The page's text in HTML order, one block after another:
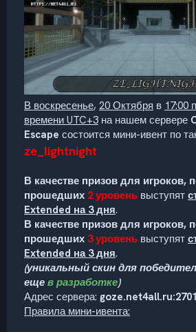
В воскресенье, 20 Октября в 17:00
времени UTC+3 на нашем сервере
Escape состоится мини-ивент по
ze_lightnight
В качестве призов для игроков,
прошедших 2 уровень выступят
Extended на 3 дня.
В качестве призов для игроков,
прошедших 3 уровень выступят
Extended на 3 дня.
(уникальный скин для
еще в разработке)
Адрес сервера:
Правила мини-ивента: